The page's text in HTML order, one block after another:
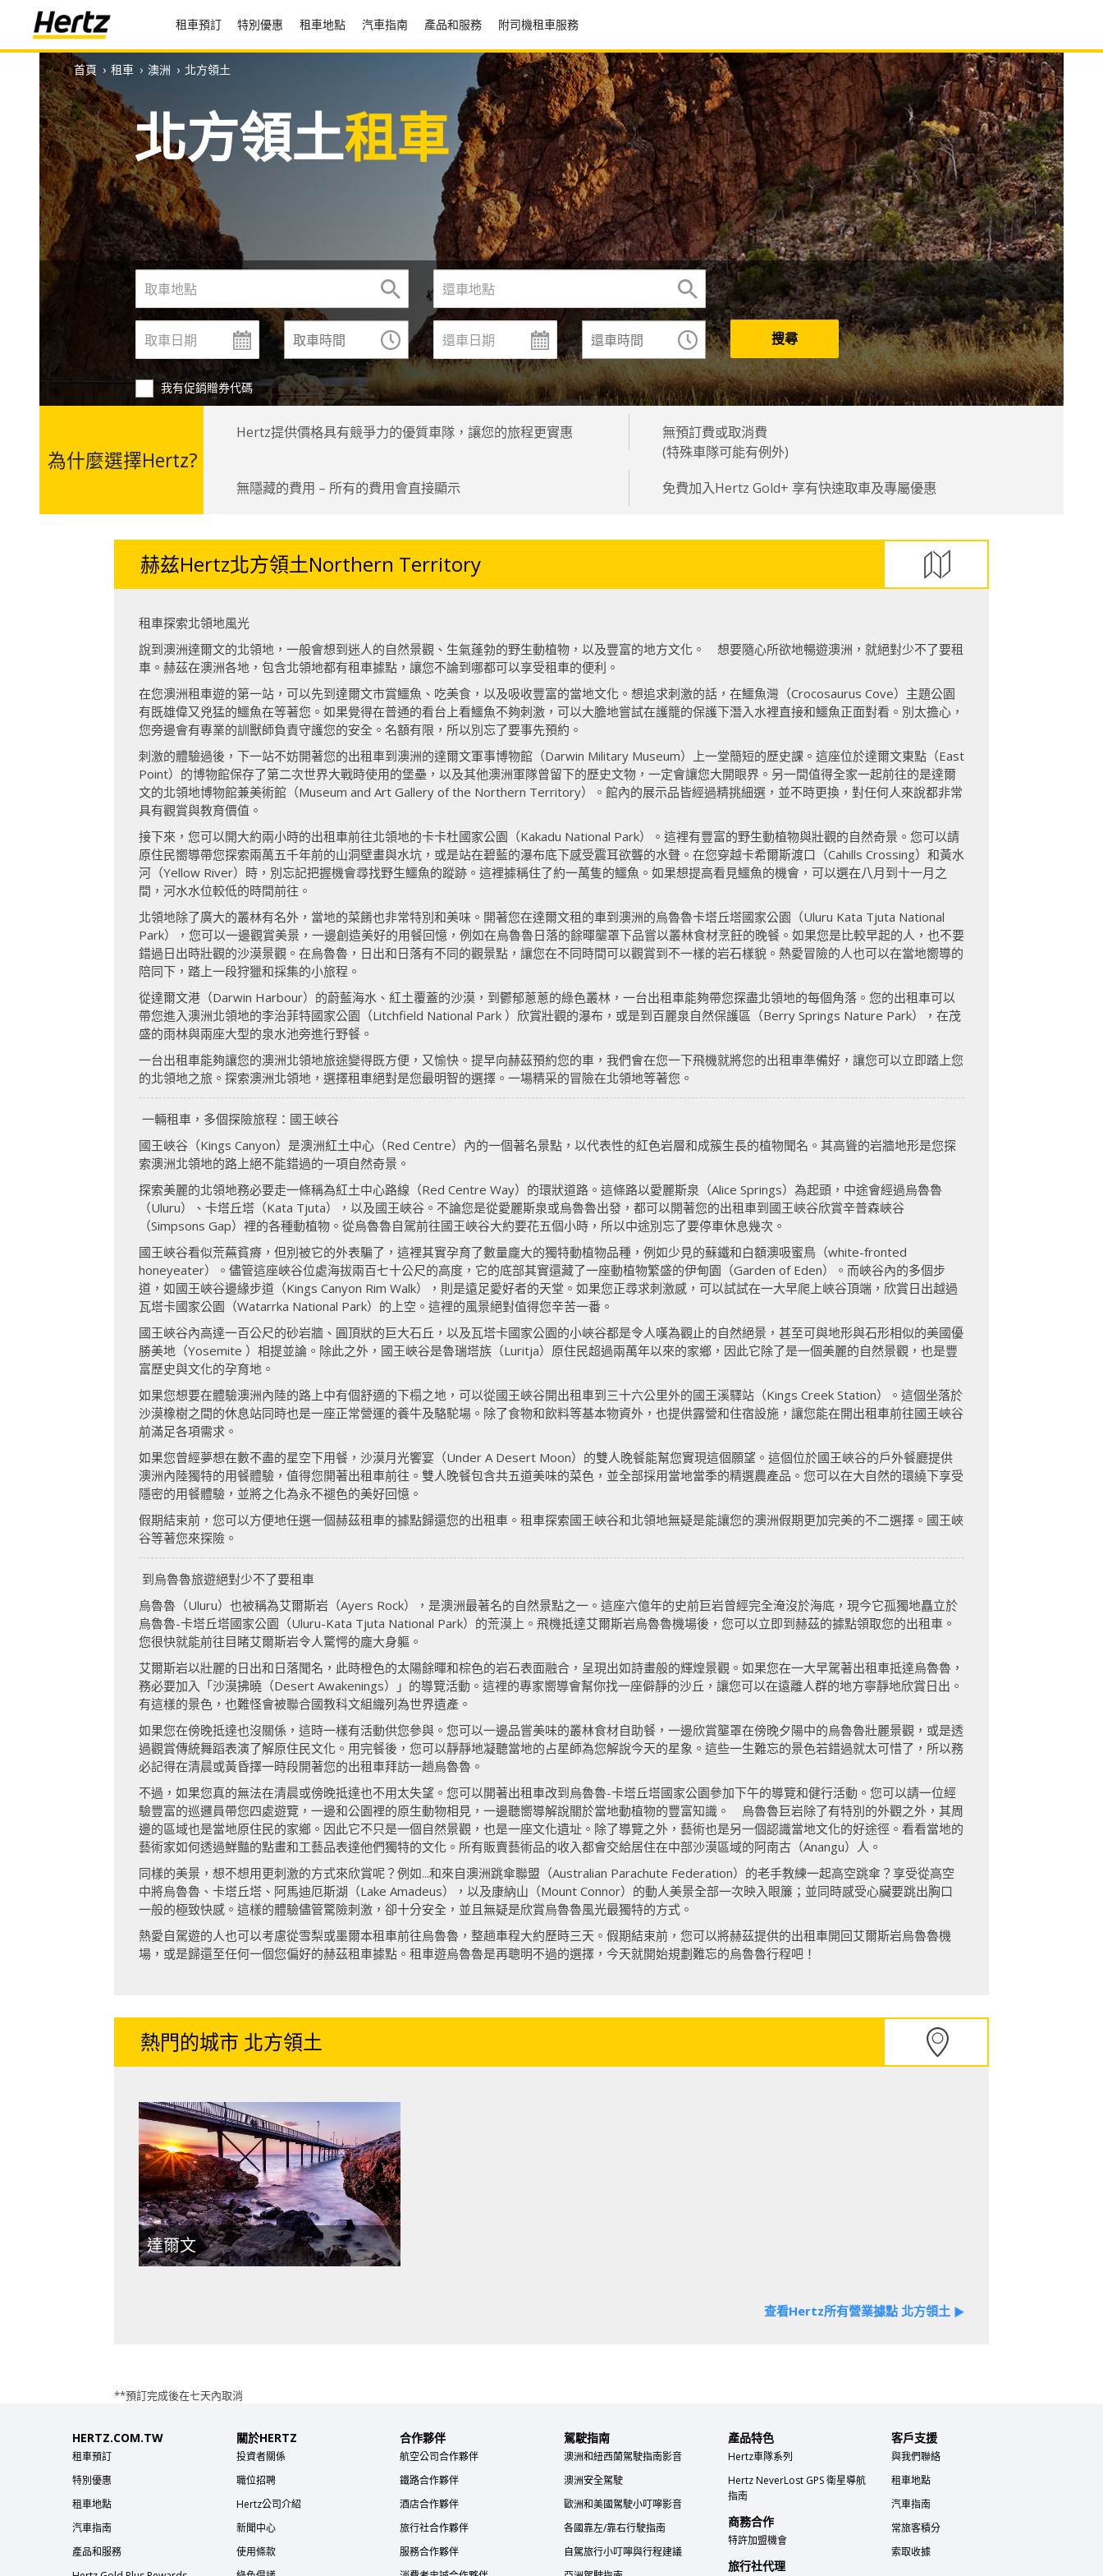
租車預訂 特別優惠 租車地點 汽車指南 產品和服務 附司機租車服務
首頁 › 租車 › 澳洲 › 北方領土
北方領土租車
我有促銷贈券代碼
為什麼選擇Hertz?
Hertz提供價格具有競爭力的優質車隊，讓您的旅程更實惠
無預訂費或取消費
(特殊車隊可能有例外)
無隱藏的費用 – 所有的費用會直接顯示
免費加入Hertz Gold+ 享有快速取車及專屬優惠
赫兹Hertz北方領土Northern Territory
租車探索北領地風光
說到澳洲達爾文的北領地，一般會想到迷人的自然景觀、生氣蓬勃的野生動植物，以及豐富的地方文化。 想要隨心所欲地暢遊澳洲，就絕對少不了要租
車。赫茲在澳洲各地，包含北領地都有租車據點，讓您不論到哪都可以享受租車的便利。
在您澳洲租車遊的第一站，可以先到達爾文市賞鱷魚、吃美食，以及吸收豐富的當地文化。想追求刺激的話，在鱷魚灣（Crocosaurus Cove）主題公園
有既雄偉又兇猛的鱷魚在等著您。如果覺得在普通的看台上看鱷魚不夠刺激，可以大膽地嘗試在護籠的保護下潛入水裡直接和鱷魚正面對看。別太擔心，
您旁邊會有專業的訓獸師負責守護您的安全。名額有限，所以別忘了要事先預約。
刺激的體驗過後，下一站不妨開著您的出租車到澳洲的達爾文軍事博物館（Darwin Military Museum）上一堂簡短的歷史課。這座位於達爾文東點（East
Point）的博物館保存了第二次世界大戰時使用的堡壘，以及其他澳洲軍隊曾留下的歷史文物，一定會讓您大開眼界。另一間值得全家一起前往的是達爾
文的北領地博物館兼美術館（Museum and Art Gallery of the Northern Territory）。館內的展示品皆經過精挑細選，並不時更換，對任何人來說都非常
具有觀賞與教育價值。
接下來，您可以開大約兩小時的出租車前往北領地的卡卡杜國家公園（Kakadu National Park）。這裡有豐富的野生動植物與壯觀的自然奇景。您可以請
原住民嚮導帶您探索兩萬五千年前的山洞壁畫與水坑，或是站在碧藍的瀑布底下感受震耳欲聾的水聲。在您穿越卡希爾斯渡口（Cahills Crossing）和黃水
河（Yellow River）時，別忘記把握機會尋找野生鱷魚的蹤跡。這裡據稱住了約一萬隻的鱷魚。如果想提高看見鱷魚的機會，可以選在八月到十一月之
間，河水水位較低的時間前往。
北領地除了廣大的叢林有名外，當地的菜餚也非常特別和美味。開著您在達爾文租的車到澳洲的烏魯魯卡塔丘塔國家公園（Uluru Kata Tjuta National
Park），您可以一邊觀賞美景，一邊創造美好的用餐回憶，例如在烏魯魯日落的餘暉壟罩下品嘗以叢林食材烹飪的晚餐。如果您是比較早起的人，也不要
錯過日出時壯觀的沙漠景觀。在烏魯魯，日出和日落有不同的觀景點，讓您在不同時間可以觀賞到不一樣的岩石樣貌。熱愛冒險的人也可以在當地嚮導的
陪同下，踏上一段狩獵和採集的小旅程。
從達爾文港（Darwin Harbour）的蔚藍海水、紅土覆蓋的沙漠，到鬱郁蔥蔥的綠色叢林，一台出租車能夠帶您探盡北領地的每個角落。您的出租車可以
帶您進入澳洲北領地的李治菲特國家公園（Litchfield National Park ）欣賞壯觀的瀑布，或是到百麗泉自然保護區（Berry Springs Nature Park），在茂
盛的雨林與兩座大型的泉水池旁進行野餐。
一台出租車能夠讓您的澳洲北領地旅途變得既方便，又愉快。提早向赫茲預約您的車，我們會在您一下飛機就將您的出租車準備好，讓您可以立即踏上您
的北領地之旅。探索澳洲北領地，選擇租車絕對是您最明智的選擇。一場精采的冒險在北領地等著您。
一輛租車，多個探險旅程：國王峽谷
國王峽谷（Kings Canyon）是澳洲紅土中心（Red Centre）內的一個著名景點，以代表性的紅色岩層和成簇生長的植物聞名。其高聳的岩牆地形是您探
索澳洲北領地的路上絕不能錯過的一項自然奇景。
探索美麗的北領地務必要走一條稱為紅土中心路線（Red Centre Way）的環狀道路。這條路以愛麗斯泉（Alice Springs）為起頭，中途會經過烏魯魯
（Uluru）、卡塔丘塔（Kata Tjuta），以及國王峽谷。不論您是從愛麗斯泉或烏魯魯出發，都可以開著您的出租車到國王峽谷欣賞辛普森峽谷
（Simpsons Gap）裡的各種動植物。從烏魯魯自駕前往國王峽谷大約要花五個小時，所以中途別忘了要停車休息幾次。
國王峽谷看似荒蕪貧瘠，但別被它的外表騙了，這裡其實孕育了數量龐大的獨特動植物品種，例如少見的蘇鐵和白額澳吸蜜鳥（white-fronted
honeyeater）。儘管這座峽谷位處海拔兩百七十公尺的高度，它的底部其實還藏了一座動植物繁盛的伊甸園（Garden of Eden）。而峽谷內的多個步
道，如國王峽谷邊緣步道（Kings Canyon Rim Walk），則是遠足愛好者的天堂。如果您正尋求刺激感，可以試試在一大早爬上峽谷頂端，欣賞日出越過
瓦塔卡國家公園（Watarrka National Park）的上空。這裡的風景絕對值得您辛苦一番。
國王峽谷內高達一百公尺的砂岩牆、圓頂狀的巨大石丘，以及瓦塔卡國家公園的小峽谷都是令人嘆為觀止的自然絕景，甚至可與地形與石形相似的美國優
勝美地（Yosemite ）相提並論。除此之外，國王峽谷是魯瑞塔族（Luritja）原住民超過兩萬年以來的家鄉，因此它除了是一個美麗的自然景觀，也是豐
富歷史與文化的孕育地。
如果您想要在體驗澳洲內陸的路上中有個舒適的下榻之地，可以從國王峽谷開出租車到三十六公里外的國王溪驛站（Kings Creek Station）。這個坐落於
沙漠橡樹之間的休息站同時也是一座正常營運的養牛及駱駝場。除了食物和飲料等基本物資外，也提供露營和住宿設施，讓您能在開出租車前往國王峽谷
前滿足各項需求。
如果您曾經夢想在數不盡的星空下用餐，沙漠月光饗宴（Under A Desert Moon）的雙人晚餐能幫您實現這個願望。這個位於國王峽谷的戶外餐廳提供
澳洲內陸獨特的用餐體驗，值得您開著出租車前往。雙人晚餐包含共五道美味的菜色，並全部採用當地當季的精選農產品。您可以在大自然的環繞下享受
隱密的用餐體驗，並將之化為永不褪色的美好回憶。
假期結束前，您可以方便地任選一個赫茲租車的據點歸還您的出租車。租車探索國王峽谷和北領地無疑是能讓您的澳洲假期更加完美的不二選擇。國王峽
谷等著您來探險。
到烏魯魯旅遊絕對少不了要租車
烏魯魯（Uluru）也被稱為艾爾斯岩（Ayers Rock），是澳洲最著名的自然景點之一。這座六億年的史前巨岩曾經完全淹沒於海底，現今它孤獨地矗立於
烏魯魯-卡塔丘塔國家公園（Uluru-Kata Tjuta National Park）的荒漠上。飛機抵達艾爾斯岩烏魯魯機場後，您可以立即到赫茲的據點領取您的出租車。
您很快就能前往目睹艾爾斯岩令人驚愕的龐大身軀。
艾爾斯岩以壯麗的日出和日落聞名，此時橙色的太陽餘暉和棕色的岩石表面融合，呈現出如詩畫般的輝煌景觀。如果您在一大早駕著出租車抵達烏魯魯，
務必要加入「沙漠拂曉（Desert Awakenings）」的導覽活動。這裡的專家嚮導會幫你找一座僻靜的沙丘，讓您可以在遠離人群的地方寧靜地欣賞日出。
有這樣的景色，也難怪會被聯合國教科文組織列為世界遺產。
如果您在傍晚抵達也沒關係，這時一樣有活動供您參與。您可以一邊品嘗美味的叢林食材自助餐，一邊欣賞壟罩在傍晚夕陽中的烏魯魯壯麗景觀，或是透
過觀賞傳統舞蹈表演了解原住民文化。用完餐後，您可以靜靜地凝聽當地的占星師為您解說今天的星象。這些一生難忘的景色若錯過就太可惜了，所以務
必記得在清晨或黃昏擇一時段開著您的出租車拜訪一趟烏魯魯。
不過，如果您真的無法在清晨或傍晚抵達也不用太失望。您可以開著出租車改到烏魯魯-卡塔丘塔國家公園參加下午的導覽和健行活動。您可以請一位經
驗豐富的巡邏員帶您四處遊覽，一邊和公園裡的原生動物相見，一邊聽嚮導解說關於當地動植物的豐富知識。 烏魯魯巨岩除了有特別的外觀之外，其周
邊的區域也是當地原住民的家鄉。因此它不只是一個自然景觀，也是一座文化遺址。除了導覽之外，藝術也是另一個認識當地文化的好途徑。看看當地的
藝術家如何透過鮮豔的點畫和工藝品表達他們獨特的文化。所有販賣藝術品的收入都會交給居住在中部沙漠區域的阿南古（Anangu）人。
同樣的美景，想不想用更刺激的方式來欣賞呢？例如...和來自澳洲跳傘聯盟（Australian Parachute Federation）的老手教練一起高空跳傘？享受從高空
中將烏魯魯、卡塔丘塔、阿馬迪厄斯湖（Lake Amadeus），以及康納山（Mount Connor）的動人美景全部一次映入眼簾；並同時感受心臟要跳出胸口
一般的極致快感。這樣的體驗儘管驚險刺激，卻十分安全，並且無疑是欣賞烏魯魯風光最獨特的方式。
熱愛自駕遊的人也可以考慮從雪梨或墨爾本租車前往烏魯魯，整趟車程大約歷時三天。假期結束前，您可以將赫茲提供的出租車開回艾爾斯岩烏魯魯機
場，或是歸還至任何一個您偏好的赫茲租車據點。租車遊烏魯魯是再聰明不過的選擇，今天就開始規劃難忘的烏魯魯行程吧！
熱門的城市 北方領土
達爾文
查看Hertz所有營業據點 北方領土 ▶
**預訂完成後在七天內取消
HERTZ.COM.TW
租車預訂
特別優惠
租車地點
汽車指南
產品和服務
關於HERTZ
投資者關係
職位招聘
Hertz公司介紹
新聞中心
使用條款
合作夥伴
航空公司合作夥伴
鐵路合作夥伴
酒店合作夥伴
旅行社合作夥伴
服務合作夥伴
駕駛指南
澳洲和紐西蘭駕駛指南影音
澳洲安全駕駛
歐洲和美國駕駛小叮嚀影音
各國靠左/靠右行駛指南
自駕旅行小叮嚀與行程建議
產品特色
Hertz車隊系列
Hertz NeverLost GPS 衛星導航
指南
商務合作
特許加盟機會
旅行社代理
客戶支援
與我們聯絡
租車地點
汽車指南
常旅客積分
索取收據